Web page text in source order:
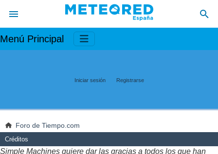
Menú Principal
Iniciar sesión Registrarse
Foro de Tiempo.com
Créditos
Simple Machines quiere dar las gracias a todos los que han